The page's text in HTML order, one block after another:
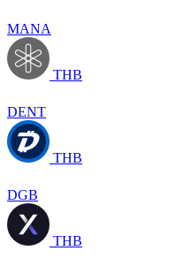
MANA
THB
DENT
THB
DGB
THB